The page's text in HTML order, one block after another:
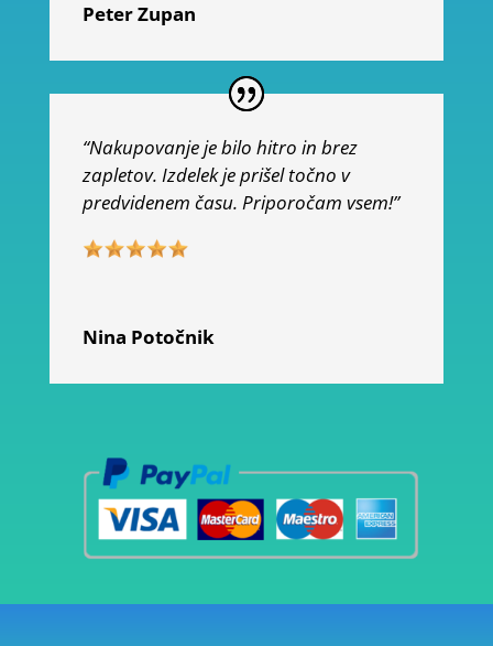
Peter Zupan
“Nakupovanje je bilo hitro in brez
zapletov. Izdelek je prišel točno v
predvidenem času. Priporočam vsem!”
Nina Potočnik